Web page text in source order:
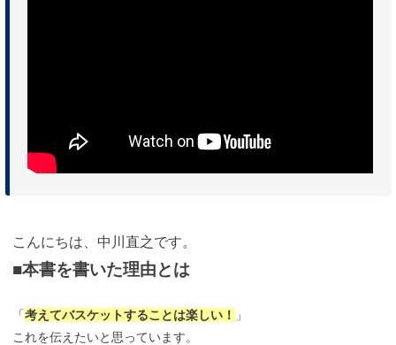
こんにちは、中川直之です。
■本書を書いた理由とは
「考えてバスケットすることは楽しい！
」
これを伝えたいと思っています。